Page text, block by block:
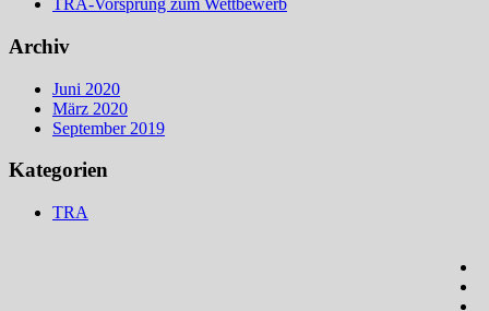
TRA-Vorsprung zum Wettbewerb
Archiv
Juni 2020
März 2020
September 2019
Kategorien
TRA